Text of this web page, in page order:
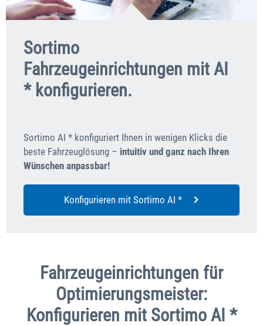
Sortimo
Fahrzeugeinrichtungen mit AI
* konfigurieren.
Sortimo AI * konfiguriert Ihnen in wenigen Klicks die
beste Fahrzeuglösung – intuitiv und ganz nach Ihren
Wünschen anpassbar!
Konfigurieren mit Sortimo AI *
Fahrzeugeinrichtungen für
Optimierungsmeister:
Konfigurieren mit Sortimo AI *